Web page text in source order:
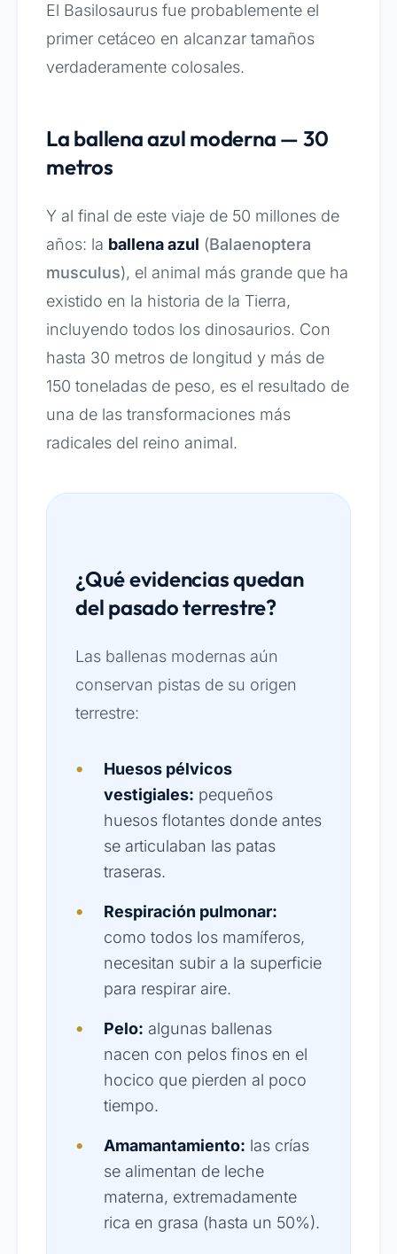
El Basilosaurus fue probablemente el
primer cetáceo en alcanzar tamaños
verdaderamente colosales.
La ballena azul moderna — 30
metros
Y al final de este viaje de 50 millones de
años: la ballena azul (Balaenoptera
musculus), el animal más grande que ha
existido en la historia de la Tierra,
incluyendo todos los dinosaurios. Con
hasta 30 metros de longitud y más de
150 toneladas de peso, es el resultado de
una de las transformaciones más
radicales del reino animal.
¿Qué evidencias quedan
del pasado terrestre?
Las ballenas modernas aún
conservan pistas de su origen
terrestre:
Huesos pélvicos
vestigiales: pequeños
huesos flotantes donde antes
se articulaban las patas
traseras.
Respiración pulmonar:
como todos los mamíferos,
necesitan subir a la superficie
para respirar aire.
Pelo: algunas ballenas
nacen con pelos finos en el
hocico que pierden al poco
tiempo.
Amamantamiento: las crías
se alimentan de leche
materna, extremadamente
rica en grasa (hasta un 50%).